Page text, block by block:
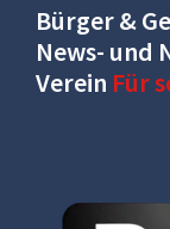
Bürger &
News- und
Verein Für